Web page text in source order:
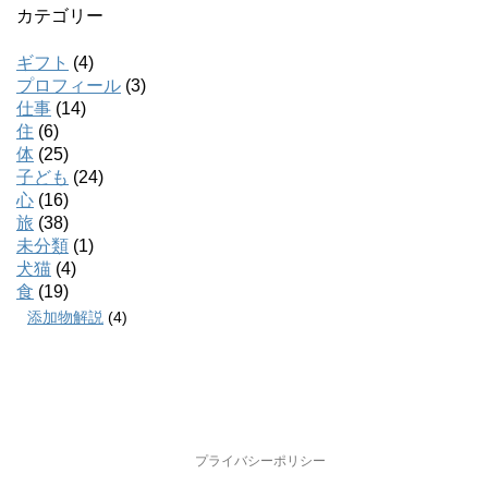
カテゴリー
ギフト (4)
プロフィール (3)
仕事 (14)
住 (6)
体 (25)
子ども (24)
心 (16)
旅 (38)
未分類 (1)
犬猫 (4)
食 (19)
添加物解説 (4)
プライバシーポリシー